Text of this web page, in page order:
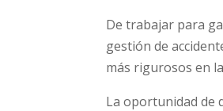
De trabajar para
gestión de
más rigurosos en
La oportunidad de